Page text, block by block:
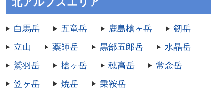
白馬岳 五竜岳 鹿島槍ヶ岳
剱岳
立山
薬師岳 黒部五郎岳
水晶岳
鷲羽岳
槍ヶ岳 穂高岳
常念岳
笠ヶ岳
焼岳 乗鞍岳